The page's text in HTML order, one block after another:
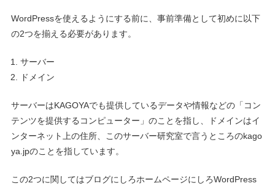
WordPressを使えるようにする前に、事前準備として初めに以下
の2つを揃える必要があります。
サーバー
ドメイン
サーバーはKAGOYAでも提供しているデータや情報などの「コン
テンツを提供するコンピューター」のことを指し、ドメインはイ
ンターネット上の住所、このサーバー研究室で言うところのkago
ya.jpのことを指しています。
この2つに関してはブログにしろホームページにしろWordPress